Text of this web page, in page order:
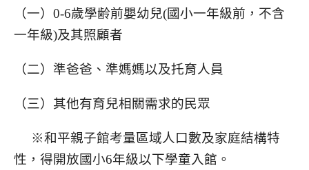
（一）0-6歲學齢前嬰幼兒(國小一年級前，不含
一年級)及其照顧者
（二）準爸爸、準媽媽以及托育人員
（三）其他有育兒相關需求的民眾
※和平親子館考量區域人口數及家庭結構特
性，得開放國小6年級以下學童入館。